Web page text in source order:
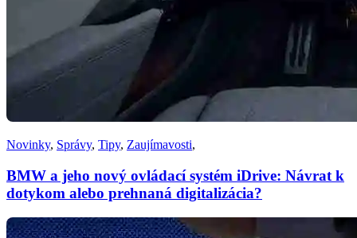
Novinky, Správy, Tipy, Zaujímavosti,
BMW a jeho nový ovládací systém iDrive: Návrat k
dotykom alebo prehnaná digitalizácia?